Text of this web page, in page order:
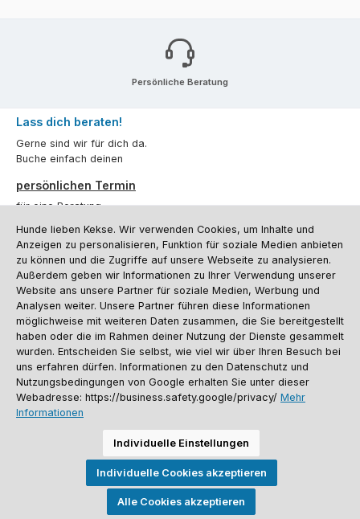
Persönliche Beratung
Lass dich beraten!
Gerne sind wir für dich da.
Buche einfach deinen
persönlichen Termin
für eine Beratung.
Oder über unserKontaktformular.
Vertrag widerrufen
Kundenservice
Informationen
Social Media und Kontakt
Versandinformationen
Batterieentsorgung
Warenrücksendung Sporthund Katalog
Alle Preise inkl. gesetzl. Mehrwertsteuer zzgl.Versandkosten
anders angegeben. Preise vor dem Login werden in Euro (DE) angezeigt.
Streichpreise = UVP-Preise. Abbildungen ähnlich. Änderungen
vorbehalten.
© 2026 Sporthund - Alle Rechte vorbehalten. Theme by
Hunde lieben Kekse. Wir verwenden Cookies, um Inhalte und
Anzeigen zu personalisieren, Funktion für soziale Medien anbieten
zu können und die Zugriffe auf unsere Webseite zu analysieren.
Außerdem geben wir Informationen zu Ihrer Verwendung unserer
Website ans unsere Partner für soziale Medien, Werbung und
Analysen weiter. Unsere Partner führen diese Informationen
möglichweise mit weiteren Daten zusammen, die Sie bereitgestellt
haben oder die im Rahmen deiner Nutzung der Dienste gesammelt
wurden. Entscheiden Sie selbst, wie viel wir über Ihren Besuch bei
uns erfahren dürfen. Informationen zu den Datenschutz und
Nutzungsbedingungen von Google erhalten Sie unter dieser
Webadresse: https://business.safety.google/privacy/ Mehr
Informationen
Individuelle Einstellungen
Individuelle Cookies akzeptieren
Alle Cookies akzeptieren